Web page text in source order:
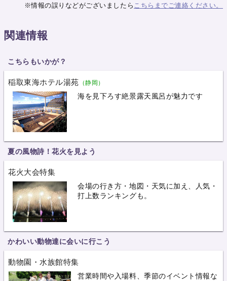
※情報の誤りなどがございましたら こちらまでご連絡ください。
関連情報
こちらもいかが？
稲取東海ホテル湯苑 （静岡）
海を見下ろす絶景露天風呂が魅力です
夏の風物詩！花火を見よう
花火大会特集
会場の行き方・地図・天気に加え、人気・
打上数ランキングも。
かわいい動物達に会いに行こう
動物園・水族館特集
営業時間や入場料、季節のイベント情報な